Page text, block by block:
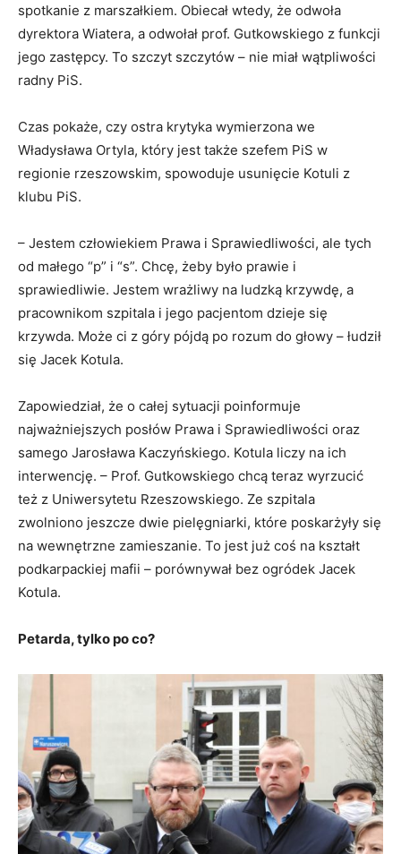
spotkanie z marszałkiem. Obiecał wtedy, że odwoła
dyrektora Wiatera, a odwołał prof. Gutkowskiego z funkcji
jego zastępcy. To szczyt szczytów – nie miał wątpliwości
radny PiS.
Czas pokaże, czy ostra krytyka wymierzona we
Władysława Ortyla, który jest także szefem PiS w
regionie rzeszowskim, spowoduje usunięcie Kotuli z
klubu PiS.
– Jestem człowiekiem Prawa i Sprawiedliwości, ale tych
od małego “p” i “s”. Chcę, żeby było prawie i
sprawiedliwie. Jestem wrażliwy na ludzką krzywdę, a
pracownikom szpitala i jego pacjentom dzieje się
krzywda. Może ci z góry pójdą po rozum do głowy – łudził
się Jacek Kotula.
Zapowiedział, że o całej sytuacji poinformuje
najważniejszych posłów Prawa i Sprawiedliwości oraz
samego Jarosława Kaczyńskiego. Kotula liczy na ich
interwencję. – Prof. Gutkowskiego chcą teraz wyrzucić
też z Uniwersytetu Rzeszowskiego. Ze szpitala
zwolniono jeszcze dwie pielęgniarki, które poskarżyły się
na wewnętrzne zamieszanie. To jest już coś na kształt
podkarpackiej mafii – porównywał bez ogródek Jacek
Kotula.
Petarda, tylko po co?